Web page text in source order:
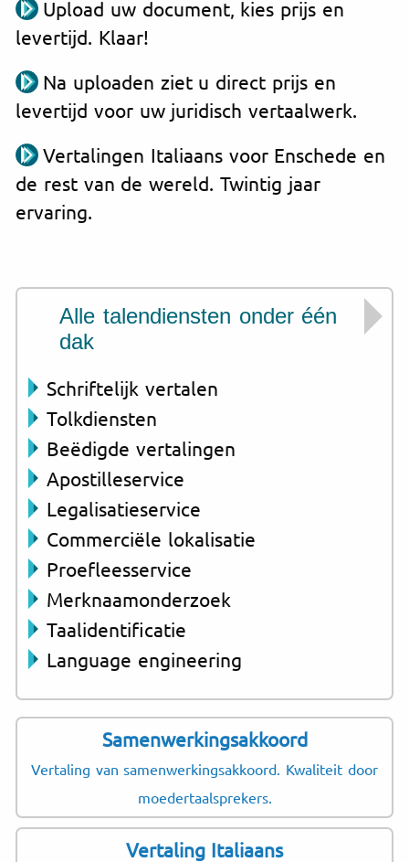
Upload uw document, kies prijs en
levertijd. Klaar!
Na uploaden ziet u direct prijs en
levertijd voor uw juridisch vertaalwerk.
Vertalingen Italiaans voor Enschede en
de rest van de wereld. Twintig jaar
ervaring.
Alle talendiensten onder één
dak
Schriftelijk vertalen
Tolkdiensten
Beëdigde vertalingen
Apostilleservice
Legalisatieservice
Commerciële lokalisatie
Proefleesservice
Merknaamonderzoek
Taalidentificatie
Language engineering
Samenwerkingsakkoord
Vertaling van samenwerkingsakkoord. Kwaliteit door
moedertaalsprekers.
Vertaling Italiaans